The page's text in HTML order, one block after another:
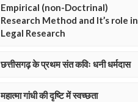
Empirical (non-Doctrinal)
Research Method and It’s role in
Legal Research
छत्तीसगढ़ के प्रथम संत कविः धनी धर्मदास
महात्मा गांधी की दृष्टि में स्वच्छता